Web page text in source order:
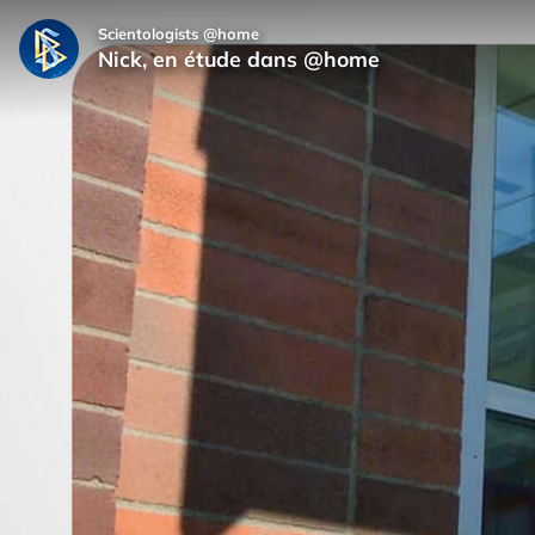
Scientologists @home
Nick, en étude dans @home